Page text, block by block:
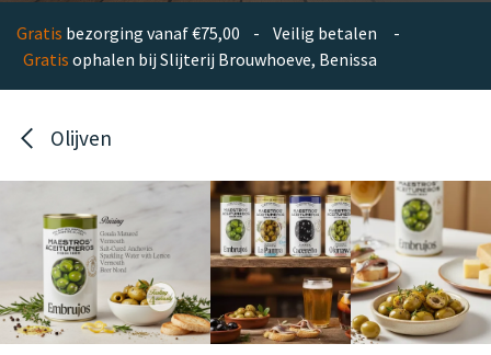
Gratis bezorging vanaf €75,00 - Veilig betalen -
Gratis ophalen bij Slijterij Brouwhoeve, Benissa
Olijven